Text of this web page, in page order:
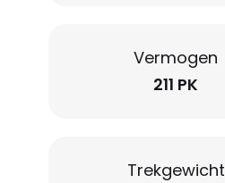
Vermogen
211 PK
Trekgewicht